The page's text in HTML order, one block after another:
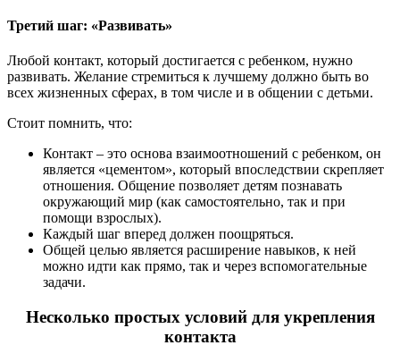
Третий шаг: «Развивать»
Любой контакт, который достигается с ребенком, нужно
развивать. Желание стремиться к лучшему должно быть во
всех жизненных сферах, в том числе и в общении с детьми.
Стоит помнить, что:
Контакт – это основа взаимоотношений с ребенком, он
является «цементом», который впоследствии скрепляет
отношения. Общение позволяет детям познавать
окружающий мир (как самостоятельно, так и при
помощи взрослых).
Каждый шаг вперед должен поощряться.
Общей целью является расширение навыков, к ней
можно идти как прямо, так и через вспомогательные
задачи.
Несколько простых условий для укрепления
контакта